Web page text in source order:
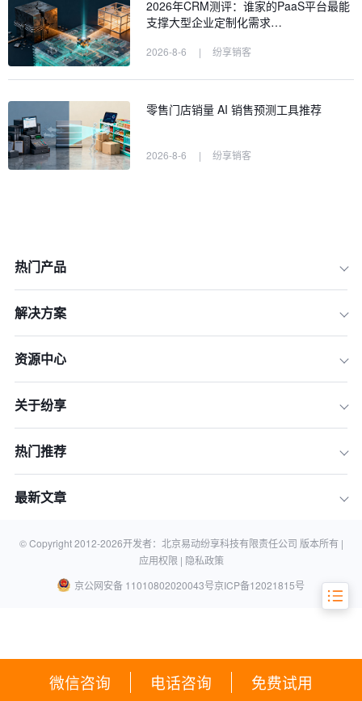
微信咨询 电话咨询 免费试用
件
2026年CRM测评：谁家的PaaS平台最能
支撑大型企业定制化需求…
2026-8-6 | 纷享销客
零售门店销量 AI 销售预测工具推荐
2026-8-6 | 纷享销客
热门产品
解决方案
资源中心
关于纷享
热门推荐
最新文章
© Copyright 2012-2026开发者：北京易动纷享科技有限责任公司 版本所有 |
应用权限 | 隐私政策
京公网安备 11010802020043号京ICP备12021815号